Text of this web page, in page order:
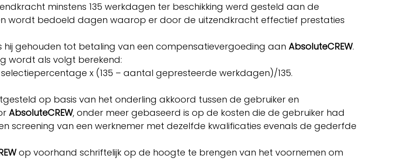
minstens 135 werkdagen ter beschikking werd gesteld aan de
wordt bedoeld dagen waarop er door de uitzendkracht effectief prestaties
hij gehouden tot betaling van een compensatievergoeding aan AbsoluteCREW.
wordt als volgt berekend:
x (135 – aantal gepresteerde werkdagen)/135.
op basis van het onderling akkoord tussen de gebruiker en
AbsoluteCREW, onder meer gebaseerd is op de kosten die de gebruiker had
screening van een werknemer met dezelfde kwalificaties evenals de gederfde
op voorhand schriftelijk op de hoogte te brengen van het voornemen om